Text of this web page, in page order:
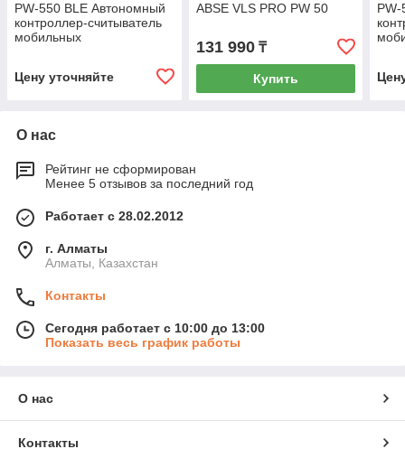
PW-550 BLE Автономный
контроллер-считыватель
мобильных
Цену уточняйте
ABSE VLS PRO PW 50
131 990₸
Купить
О нас
Рейтинг не сформирован
Менее 5 отзывов за последний год
Работает с 28.02.2012
г. Алматы
Алматы, Казахстан
Контакты
Сегодня работает с 10:00 до 13:00
Показать весь график работы
О нас
Контакты